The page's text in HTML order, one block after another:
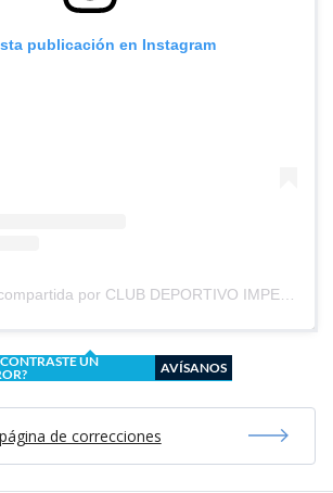
publicación en Instagram
UN
AVÍSANOS
de correcciones